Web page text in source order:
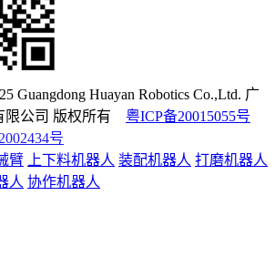
Guangdong Huayan Robotics Co.,Ltd. 广
限公司 版权所有 粤ICP备20015055号
号
臂 上下料机器人 装配机器人 打磨机器人
人 协作机器人